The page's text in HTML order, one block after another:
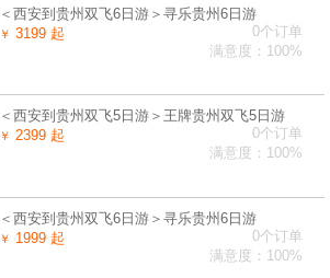
＜西安到贵州双飞6日游＞寻乐贵州6日游
￥ 3199 起
0个订单
满意度：100%
＜西安到贵州双飞5日游＞王牌贵州双飞5日游
￥ 2399 起
0个订单
满意度：100%
＜西安到贵州双飞6日游＞寻乐贵州6日游
￥ 1999 起
0个订单
满意度：100%